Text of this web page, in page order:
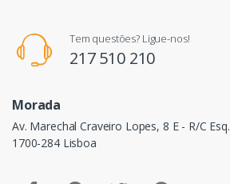
Tem questões? Ligue-nos!
217 510 210
Morada
Av. Marechal Craveiro Lopes, 8 E - R/C Esq.
1700-284 Lisboa